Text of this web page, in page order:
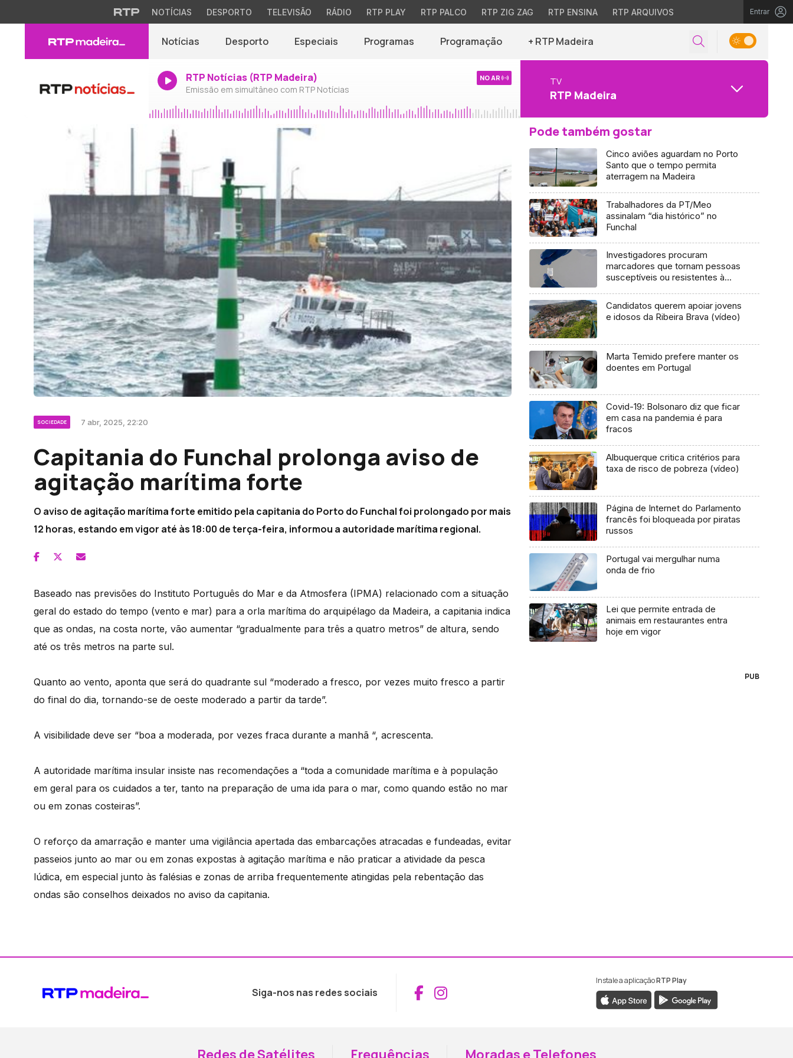
NOTÍCIAS DESPORTO TELEVISÃO RÁDIO RTP PLAY RTP PALCO RTP ZIG ZAG RTP ENSINA RTP ARQUIVOS Entrar
Notícias Desporto Especiais Programas Programação + RTP Madeira
RTP Notícias (RTP Madeira)
Emissão em simultâneo com RTP Notícias
NO AR TV
RTP Madeira
SOCIEDADE 7 abr, 2025, 22:20
Capitania do Funchal prolonga aviso de
agitação marítima forte
O aviso de agitação marítima forte emitido pela capitania do Porto do Funchal foi prolongado por mais
12 horas, estando em vigor até às 18:00 de terça-feira, informou a autoridade marítima regional.
Baseado nas previsões do Instituto Português do Mar e da Atmosfera (IPMA) relacionado com a situação
geral do estado do tempo (vento e mar) para a orla marítima do arquipélago da Madeira, a capitania indica
que as ondas, na costa norte, vão aumentar “gradualmente para três a quatro metros” de altura, sendo
até os três metros na parte sul.
Quanto ao vento, aponta que será do quadrante sul “moderado a fresco, por vezes muito fresco a partir
do final do dia, tornando-se de oeste moderado a partir da tarde”.
A visibilidade deve ser “boa a moderada, por vezes fraca durante a manhã “, acrescenta.
A autoridade marítima insular insiste nas recomendações a “toda a comunidade marítima e à população
em geral para os cuidados a ter, tanto na preparação de uma ida para o mar, como quando estão no mar
ou em zonas costeiras”.
O reforço da amarração e manter uma vigilância apertada das embarcações atracadas e fundeadas, evitar
passeios junto ao mar ou em zonas expostas à agitação marítima e não praticar a atividade da pesca
lúdica, em especial junto às falésias e zonas de arriba frequentemente atingidas pela rebentação das
ondas são conselhos deixados no aviso da capitania.
Pode também gostar
Cinco aviões aguardam no Porto
Santo que o tempo permita
aterragem na Madeira
Trabalhadores da PT/Meo
assinalam “dia histórico” no
Funchal
Investigadores procuram
marcadores que tornam pessoas
susceptíveis ou resistentes à
Candidatos querem apoiar jovens
e idosos da Ribeira Brava (vídeo)
Marta Temido prefere manter os
doentes em Portugal
Covid-19: Bolsonaro diz que ficar
em casa na pandemia é para
fracos
Albuquerque critica critérios para
taxa de risco de pobreza (vídeo)
Página de Internet do Parlamento
francês foi bloqueada por piratas
russos
Portugal vai mergulhar numa
onda de frio
Lei que permite entrada de
animais em restaurantes entra
hoje em vigor
PUB
Siga-nos nas redes sociais Aceder ao Facebook da RTP Madeira
Aceder ao Instagram da RTP Madeira
Instale a aplicaçãoRTP Play